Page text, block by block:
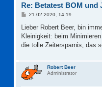
Re: Betatest BOM und
B
i
r
a
21.02.2020, 14:19
Lieber Robert Beer, bin
Kleinigkeit: beim
die tolle Zeitersparnis, das
Robert Beer
Administrator